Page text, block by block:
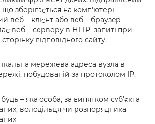
зберігається на комп'ютері
веб – клієнт або веб – браузер
веб – серверу в HTTP–запиті при
відповідного сайту.
мережева адреса вузла в
побудованій за протоколом IP.
будь – яка особа, за винятком суб’єкта
володільця чи розпорядника